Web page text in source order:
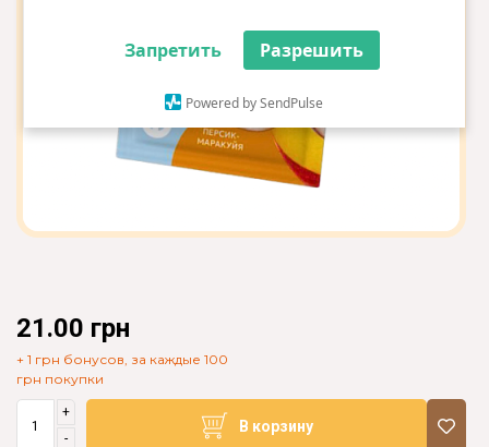
Запретить Разрешить
Powered by SendPulse
21.00 грн
+ 1 грн бонусов, за каждые 100
грн покупки
+
-
В корзину